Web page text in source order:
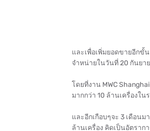
และเพื่อเพิ่มยอดขายอีกขั้
จำหน่ายในวันที่ 20 กันยา
โดยที่งาน MWC
มากกว่า 10 ล้านเครื่องใน
และอีกเกือบๆจะ 3 เดือน
ล้านเครื่อง คิดเป็นอัตราก